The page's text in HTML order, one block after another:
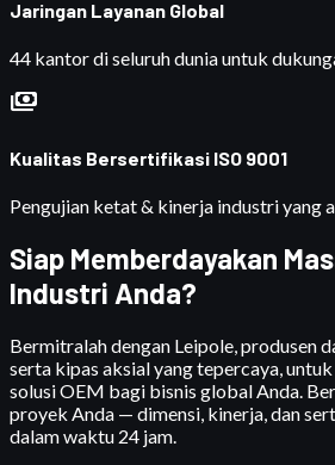
Jaringan Layanan Global
44 kantor di seluruh dunia untuk
payments
Kualitas Bersertifikasi ISO 9001
Pengujian ketat & kinerja industri yang
Siap Memberdayakan
Industri Anda?
Bermitralah dengan Leipole, produsen
serta kipas aksial yang tepercaya,
solusi OEM bagi bisnis global Anda.
proyek Anda — dimensi, kinerja, dan
dalam waktu 24 jam.